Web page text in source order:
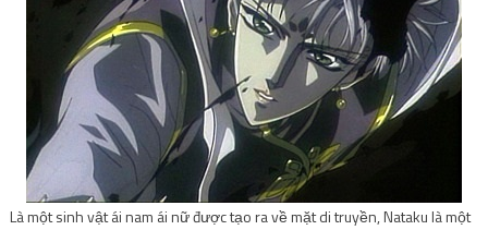
Là một sinh vật ái nam ái nữ được tạo ra về mặt di truyền, Nataku là một